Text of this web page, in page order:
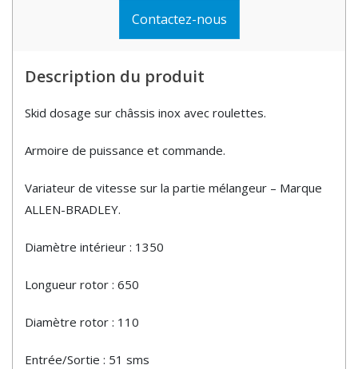
Contactez-nous
Description du produit
Skid dosage sur châssis inox avec roulettes.
Armoire de puissance et commande.
Variateur de vitesse sur la partie mélangeur – Marque
ALLEN-BRADLEY.
Diamètre intérieur : 1350
Longueur rotor : 650
Diamètre rotor : 110
Entrée/Sortie : 51 sms